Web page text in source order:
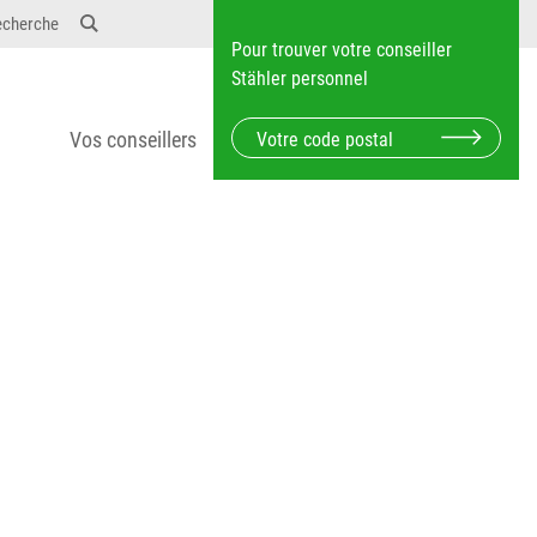
Pour trouver votre conseiller
Stähler personnel
Vos conseillers
Dosierungen: test 123 dfasdf asdfW134 245 34"